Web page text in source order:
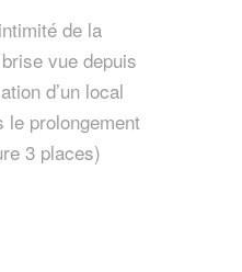
de la
vue depuis
d’un local
le prolongement
3 places)